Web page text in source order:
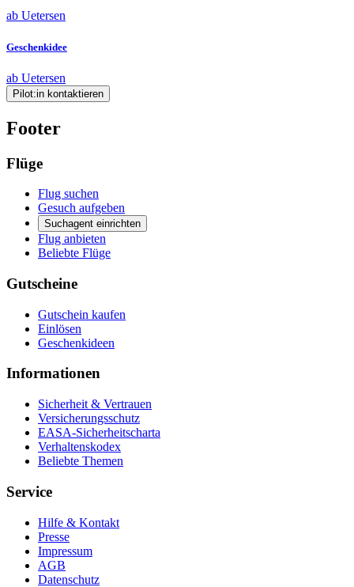
ab Uetersen
Geschenkidee
ab Uetersen
Pilot:in kontaktieren
Footer
Flüge
Flug suchen
Gesuch aufgeben
Suchagent einrichten
Flug anbieten
Beliebte Flüge
Gutscheine
Gutschein kaufen
Einlösen
Geschenkideen
Informationen
Sicherheit & Vertrauen
Versicherungsschutz
EASA-Sicherheitscharta
Verhaltenskodex
Beliebte Themen
Service
Hilfe & Kontakt
Presse
Impressum
AGB
Datenschutz